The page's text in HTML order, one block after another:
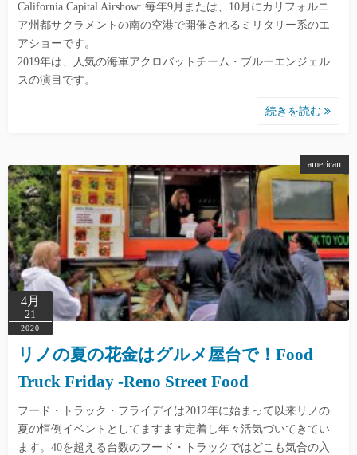
California Capital Airshow: 毎年9月または、10月にカリフォルニ
ア州都サクラメントの南の空港で開催されるミリタリー系のエ
アショーです。
2019年は、人気の海軍アクロバットチーム・ブルーエンジェル
スの演目です。
続きを読む
american
4月
21
2020
リノの夏の花金はグルメ屋台で！Food
Truck Friday -Reno Street Food
フード・トラック・フライデイは2012年に始まって以来リノの
夏の恒例イベントとしてますます定着し年々活気づいてきてい
ます。40を超える台数のフード・トラックではどこも気合の入